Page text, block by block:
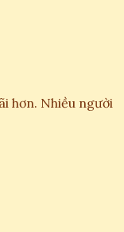
hơn. Nhiều người